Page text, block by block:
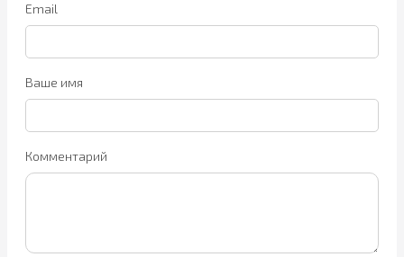
Email
Ваше имя
Комментарий